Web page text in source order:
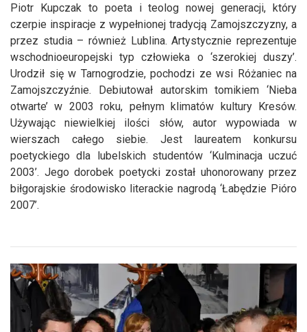
Piotr Kupczak to poeta i teolog nowej generacji, który
czerpie inspiracje z wypełnionej tradycją Zamojszczyzny, a
przez studia – również Lublina. Artystycznie reprezentuje
wschodnioeuropejski typ człowieka o ‘szerokiej duszy’.
Urodził się w Tarnogrodzie, pochodzi ze wsi Różaniec na
Zamojszczyźnie. Debiutował autorskim tomikiem ‘Nieba
otwarte’ w 2003 roku, pełnym klimatów kultury Kresów.
Używając niewielkiej ilości słów, autor wypowiada w
wierszach całego siebie. Jest laureatem konkursu
poetyckiego dla lubelskich studentów ‘Kulminacja uczuć
2003’. Jego dorobek poetycki został uhonorowany przez
biłgorajskie środowisko literackie nagrodą ‘Łabędzie Pióro
2007’.